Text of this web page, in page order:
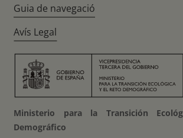
Guia de navegació
Avís Legal
Ministerio para la Transición
Demográfico